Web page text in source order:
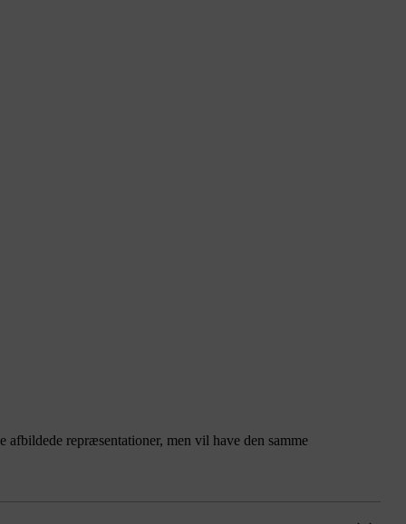
repræsentationer, men vil have den samme